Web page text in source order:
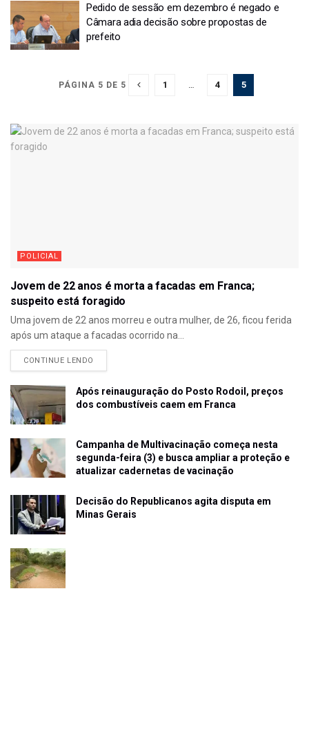
Pedido de sessão em dezembro é negado e
Câmara adia decisão sobre propostas de
prefeito
PÁGINA 5 DE 5 1 … 4 5
POLICIAL
Jovem de 22 anos é morta a facadas em Franca;
suspeito está foragido
Uma jovem de 22 anos morreu e outra mulher, de 26, ficou ferida
após um ataque a facadas ocorrido na...
CONTINUE LENDO
Após reinauguração do Posto Rodoil, preços
dos combustíveis caem em Franca
Campanha de Multivacinação começa nesta
segunda-feira (3) e busca ampliar a proteção e
atualizar cadernetas de vacinação
Decisão do Republicanos agita disputa em
Minas Gerais